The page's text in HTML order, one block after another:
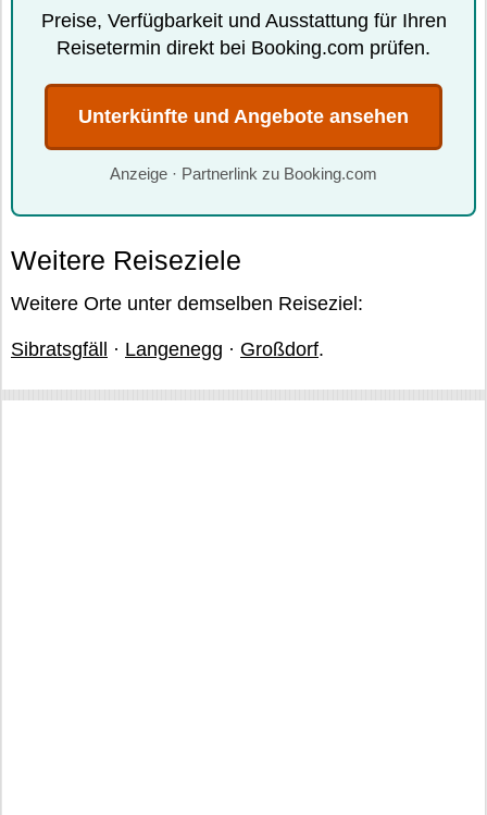
Preise, Verfügbarkeit und Ausstattung für Ihren
Reisetermin direkt bei Booking.com prüfen.
Unterkünfte und Angebote ansehen
Anzeige · Partnerlink zu Booking.com
Weitere Reiseziele
Weitere Orte unter demselben Reiseziel:
Sibratsgfäll · Langenegg · Großdorf.